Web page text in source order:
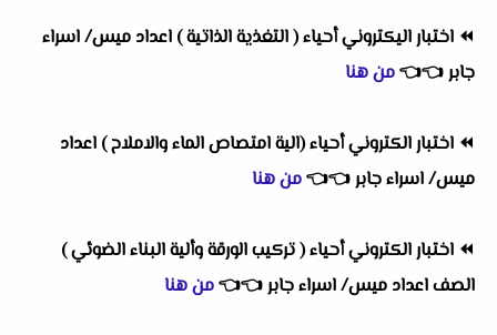
⏪ اختبار اليكتروني أحياء ( التغذية الذاتية ) اعداد ميس/ اسراء
جابر👈
👈من هنا
⏪ اختبار الكتروني أحياء (الية امتصاص الماء والاملاح ) اعداد
ميس/ اسراء جابر👈
👈من هنا
⏪ اختبار الكتروني أحياء ( تركيب الورقة وألية البناء الضوئي )
الصف اعداد ميس/ اسراء جابر👈
👈من هنا